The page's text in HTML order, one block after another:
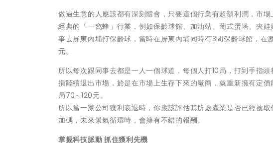
做過生意的人應該都有深刻體會，只要這個行業有超額利潤，市
經典的「一窩蜂」行業，例如保齡球館、加油站、葡式蛋塔、
事去屏東內埔打保齡球，當時在屏東內埔同時有3間保齡球館，在
元。
所以每次跟同事去都是一人一個球道，每個人打10局，打到手指
損陸續退出市場，於是在市場上生存下來的廠商，就重新擁有定
局70∼120元。
所以當一家公司獲利衰退時，你應該評估其所處產業是否已經被
加碼，未來景氣循環時，會擁有不錯的報酬。
掌握科技脈動 抓住獲利先機